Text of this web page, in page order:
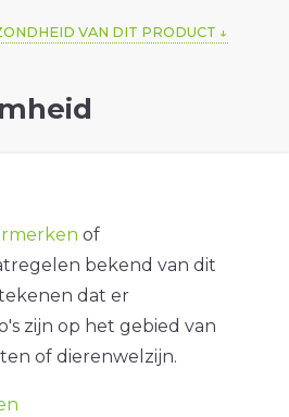
VAN DIT PRODUCT
of
bekend van dit
dat er
zijn op het gebied van
of dierenwelzijn.